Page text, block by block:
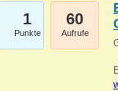
1
Punkte
60
Aufrufe